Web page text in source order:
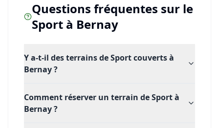
Questions fréquentes sur le
Sportà Bernay
Y a-t-il des terrains de Sport couverts à
Bernay ?
Comment réserver un terrain de Sport à
Bernay ?